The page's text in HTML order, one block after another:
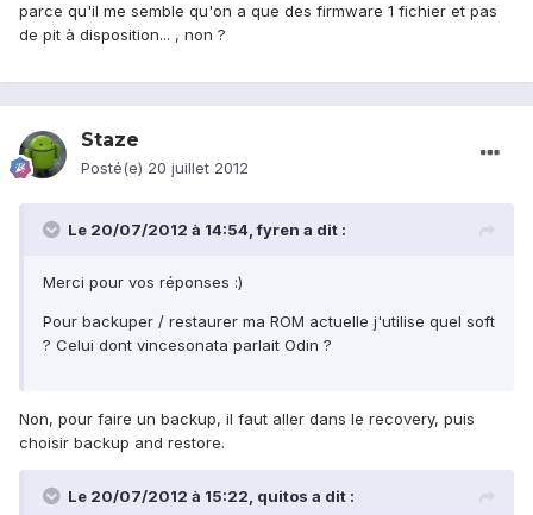
parce qu'il me semble qu'on a que des firmware 1 fichier et pas
de pit à disposition... , non ?
Staze
Posté(e) 20 juillet 2012
Le 20/07/2012 à 14:54, fyren a dit :
Merci pour vos réponses :)
Pour backuper / restaurer ma ROM actuelle j'utilise quel soft
? Celui dont vincesonata parlait Odin ?
Non, pour faire un backup, il faut aller dans le recovery, puis
choisir backup and restore.
Le 20/07/2012 à 15:22, quitos a dit :